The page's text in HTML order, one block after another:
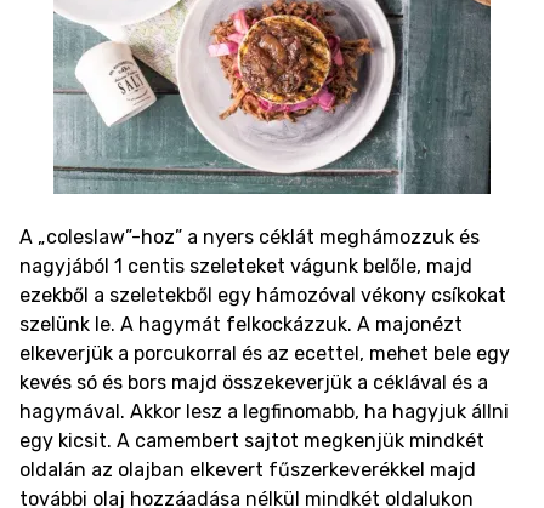
A „coleslaw”-hoz” a nyers céklát meghámozzuk és
nagyjából 1 centis szeleteket vágunk belőle, majd
ezekből a szeletekből egy hámozóval vékony csíkokat
szelünk le. A hagymát felkockázzuk. A majonézt
elkeverjük a porcukorral és az ecettel, mehet bele egy
kevés só és bors majd összekeverjük a céklával és a
hagymával. Akkor lesz a legfinomabb, ha hagyjuk állni
egy kicsit. A camembert sajtot megkenjük mindkét
oldalán az olajban elkevert fűszerkeverékkel majd
további olaj hozzáadása nélkül mindkét oldalukon